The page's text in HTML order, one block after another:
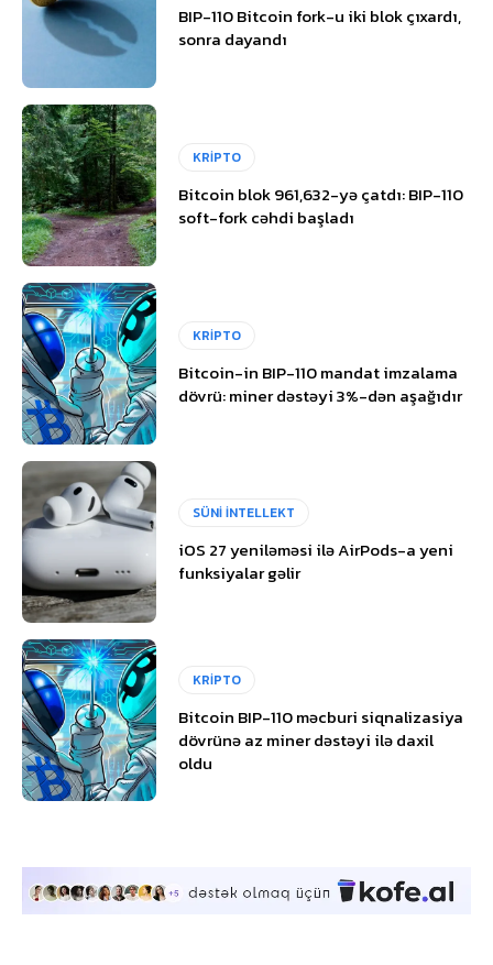
BIP-110 Bitcoin fork-u iki blok çıxardı,
sonra dayandı
KRİPTO
Bitcoin blok 961,632-yə çatdı: BIP-110
soft-fork cəhdi başladı
KRİPTO
Bitcoin-in BIP-110 mandat imzalama
dövrü: miner dəstəyi 3%-dən aşağıdır
SÜNİ İNTELLEKT
iOS 27 yeniləməsi ilə AirPods-a yeni
funksiyalar gəlir
KRİPTO
Bitcoin BIP-110 məcburi siqnalizasiya
dövrünə az miner dəstəyi ilə daxil
oldu